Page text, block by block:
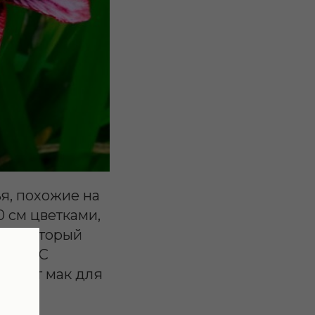
похожие на
см цветками,
который
С
мак для